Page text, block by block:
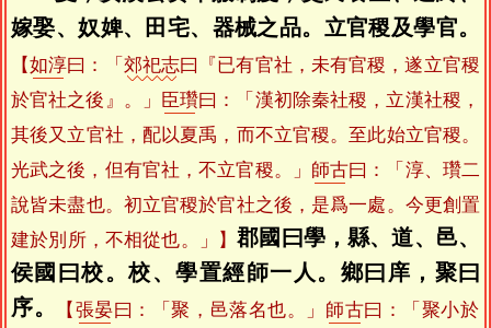
嫁娶、奴婢、田宅、器械之品。立官稷及學官。
【如淳曰：「 郊祀志曰『已有官社，未有官稷，遂立官稷
於官社之後』。」
臣瓚曰：「漢初除秦社稷，立漢社稷，
其後又立官社，配以夏禹，而不立官稷。至此始立官稷。
光武之後，但有官社，不立官稷。」 師古曰：「淳、瓚二
說皆未盡也。初立官稷於官社之後，是爲一處。今更創置
建於別所，不相從也。」】郡國曰學，縣、道、邑、
侯國曰校。校、學置經師一人。鄉曰庠，聚曰
序。
【 張晏曰：「聚，邑落名也。」 師古曰：「聚小於